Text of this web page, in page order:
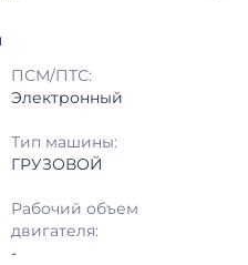
14:42 МСК
14.08.2026, 15:00 МСК
Открытые торги
50 000 ₽
ПСМ/ПТС:
Электронный
Тип машины:
ГРУЗОВОЙ
Рабочий объем
двигателя:
-